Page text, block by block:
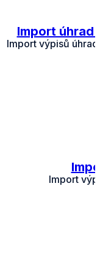
Import úhrad
Import výpisů
Import